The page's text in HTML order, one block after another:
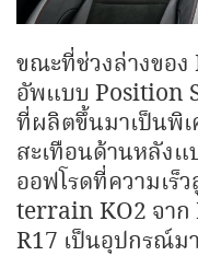
ขณะที่ช่วงล่างของ
อัพแบบ Position
ที่ผลิตขึ้นมาเป็นพิ
สะเทือนด้านหลังแ
ออฟโรดที่ความเร็
terrain KO2 จาก
R17 เป็นอุปกรณ์ม